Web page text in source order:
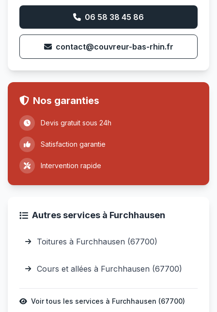
06 58 38 45 86
contact@couvreur-bas-rhin.fr
Nos garanties
Devis gratuit sous 24h
Satisfaction garantie
Intervention rapide
Autres services à Furchhausen
Toitures à Furchhausen (67700)
Cours et allées à Furchhausen (67700)
Voir tous les services à Furchhausen (67700)